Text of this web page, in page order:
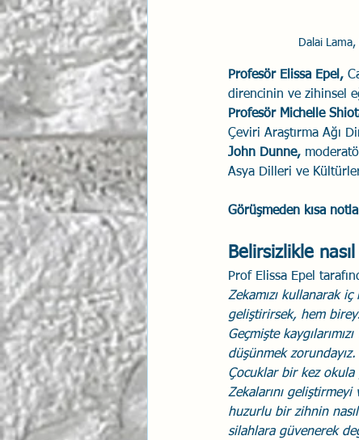
Dalai
Profesör Elissa Epel,
direncinin ve zihinsel
Profesör Michelle
Çeviri Araştırma Ağı
John Dunne,
Asya Dilleri ve
Görüşmeden kısa
Belirsizlikle
Prof Elissa Epel
Zekamızı kullanarak
geliştirirsek, hem
Geçmişte
düşünmek zorundayız.
Çocuklar bir kez okula
Zekalarını
huzurlu bir zihnin
silahlara güvenerek